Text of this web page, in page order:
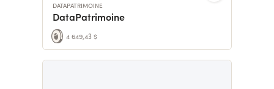
DATAPATRIMOINE
DataPatrimoine
4 649,43 $